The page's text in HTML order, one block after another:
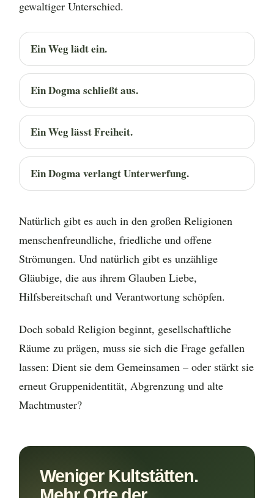
gewaltiger Unterschied.
Ein Weg lädt ein.
Ein Dogma schließt aus.
Ein Weg lässt Freiheit.
Ein Dogma verlangt Unterwerfung.
Natürlich gibt es auch in den großen Religionen
menschenfreundliche, friedliche und offene
Strömungen. Und natürlich gibt es unzählige
Gläubige, die aus ihrem Glauben Liebe,
Hilfsbereitschaft und Verantwortung schöpfen.
Doch sobald Religion beginnt, gesellschaftliche
Räume zu prägen, muss sie sich die Frage gefallen
lassen: Dient sie dem Gemeinsamen – oder stärkt sie
erneut Gruppenidentität, Abgrenzung und alte
Machtmuster?
Weniger Kultstätten.